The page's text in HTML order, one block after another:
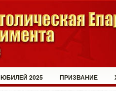
ЮБИЛЕЙ 2025 ПРИЗВАНИЕ